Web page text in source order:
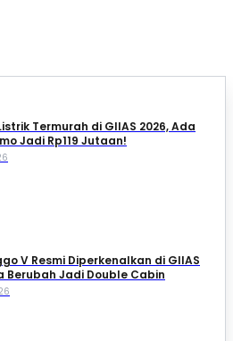
Termurah di GIIAS 2026, Ada
Jadi Rp119 Jutaan!
V Resmi Diperkenalkan di GIIAS
Berubah Jadi Double Cabin